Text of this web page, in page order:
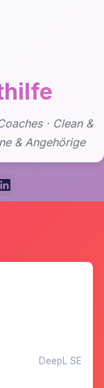
· Clean &
& Angehörige
DeepL SE